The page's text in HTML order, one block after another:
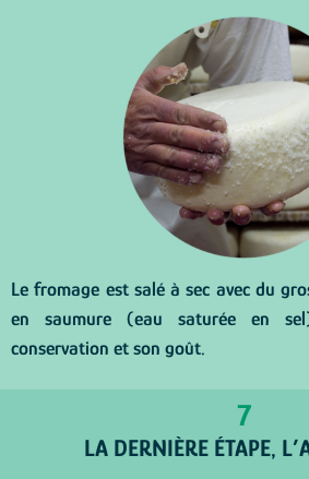
Le fromage est salé à sec avec du
en saumure (eau saturée en
conservation et son goût.
7
LA DERNIÈRE ÉTAPE,